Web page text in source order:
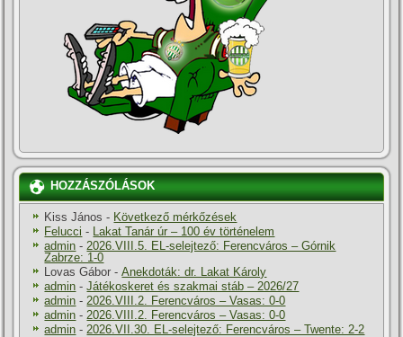
HOZZÁSZÓLÁSOK
Kiss János - Következő mérkőzések
Felucci - Lakat Tanár úr – 100 év történelem
admin -2026.VIII.5. EL-selejtező: Ferencváros – Górnik
Zabrze: 1-0
Lovas Gábor -Anekdoták: dr. Lakat Károly
admin -Játékoskeret és szakmai stáb – 2026/27
admin -2026.VIII.2. Ferencváros – Vasas: 0-0
admin -2026.VIII.2. Ferencváros – Vasas: 0-0
admin -2026.VII.30. EL-selejtező: Ferencváros – Twente: 2-2